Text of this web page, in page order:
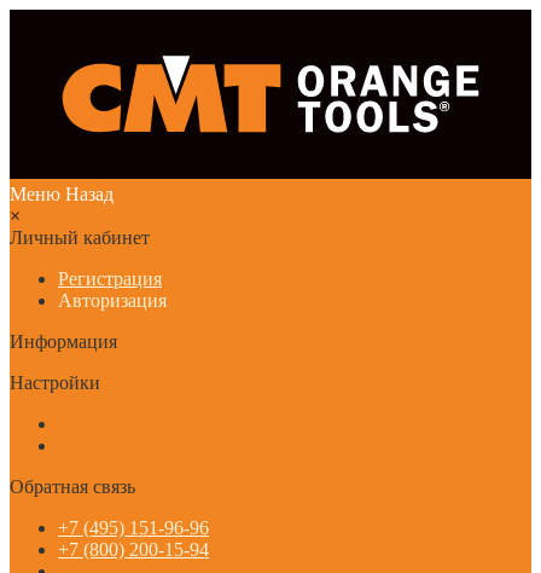
Меню Назад
×
Личный кабинет
Регистрация
Авторизация
Информация
Настройки
Обратная связь
+7 (495) 151-96-96
+7 (800) 200-15-94